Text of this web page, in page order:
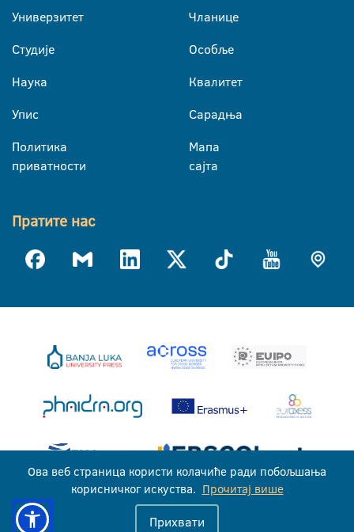
Универзитет
Студије
Наука
Упис
Политика
приватности
Чланице
Особље
Квалитет
Сарадња
Мапа
сајта
Пратите нас
Ова веб страница користи колачиће ради побољшања
корисничког искуства. Прочитај више
Прихвати